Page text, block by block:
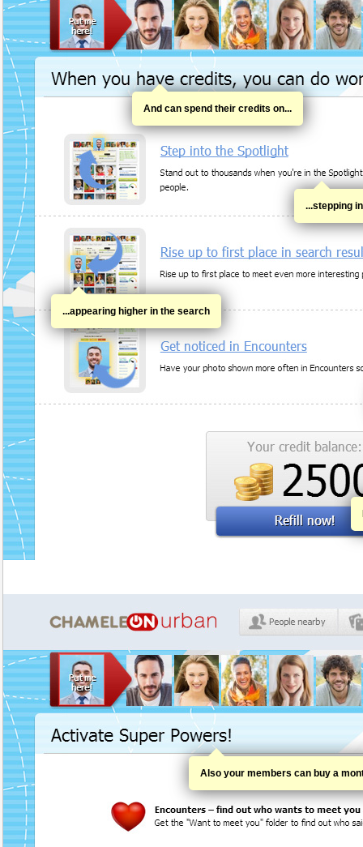
Also your members can buy a
...appearing higher in the search
...stepping
And can spend their credits on...